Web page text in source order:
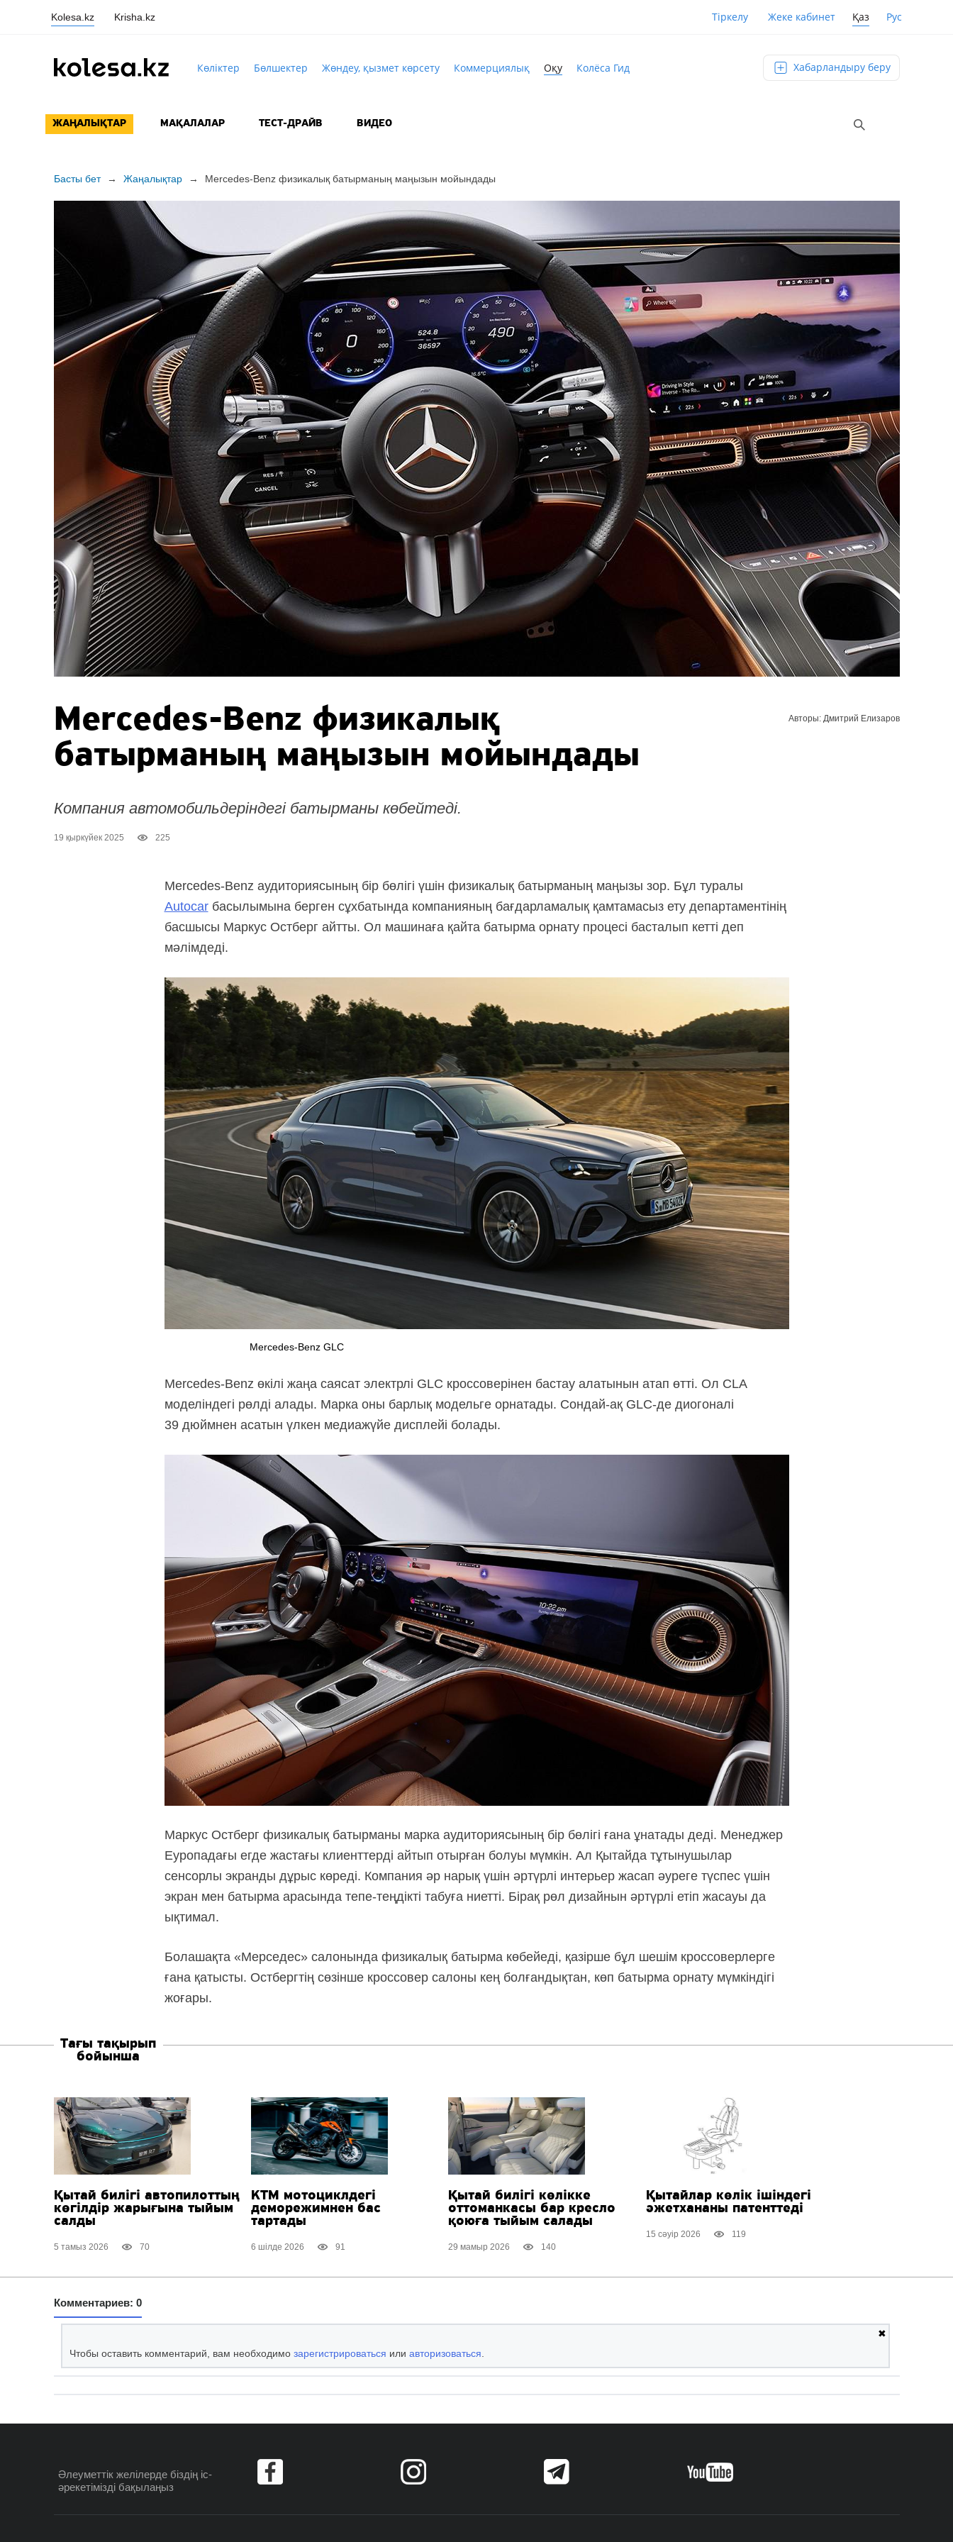
Kolesa.kz Krisha.kz Тіркелу Жеке кабинет Қаз Рус
Көліктер Бөлшектер Жөндеу, қызмет көрсету Коммерциялық Оқу Колёса Гид Хабарландыру беру
ЖАҢАЛЫҚТАР МАҚАЛАЛАР ТЕСТ-ДРАЙВ ВИДЕО
Басты бет → Жаңалықтар → Mercedes-Benz физикалық батырманың маңызын мойындады
Mercedes-Benz физикалық
батырманың маңызын мойындады
Компания автомобильдеріндегі батырманы көбейтеді.
19 қыркүйек 2025 225
Авторы: Дмитрий Елизаров
Mercedes-Benz аудиториясының бір бөлігі үшін физикалық батырманың маңызы зор. Бұл туралы
Autocarбасылымына берген сұхбатында компанияның бағдарламалық қамтамасыз ету департаментінің
басшысы Маркус Остберг айтты. Ол машинаға қайта батырма орнату процесі басталып кетті деп
мәлімдеді.
Mercedes-Benz GLC
Mercedes-Benz өкілі жаңа саясат электрлі GLC кроссоверінен бастау алатынын атап өтті. Ол CLA
моделіндегі рөлді алады. Марка оны барлық модельге орнатады. Сондай-ақ GLC-дедиогоналі
39 дюймнен асатын үлкен медиажүйе дисплейі болады.
Маркус Остберг физикалық батырманы марка аудиториясының бір бөлігі ғана ұнатады деді. Менеджер
Еуропадағы егде жастағы клиенттерді айтып отырған болуы мүмкін. Ал Қытайда тұтынушылар
сенсорлы экранды дұрыс көреді. Компания әр нарық үшін әртүрлі интерьер жасап әуреге түспес үшін
экран мен батырма арасында тепе-теңдікті табуға ниетті. Бірақ рөл дизайнын әртүрлі етіп жасауы да
ықтимал.
Болашақта «Мерседес» салонында физикалық батырма көбейеді, қазірше бұл шешім кроссоверлерге
ғана қатысты. Остбергтің сөзінше кроссовер салоны кең болғандықтан, көп батырма орнату мүмкіндігі
жоғары.
Тағы тақырып
бойынша
Қытай билігі автопилоттың
көгілдір жарығына тыйым
салды
5 тамыз 2026 70
KTM мотоциклдегі
деморежимнен бас
тартады
6 шілде 2026 91
Қытай билігі көлікке
оттоманкасы бар кресло
қоюға тыйым салады
29 мамыр 2026 140
Қытайлар көлік ішіндегі
әжетхананы патенттеді
15 сәуір 2026 119
Комментариев: 0
✖
Чтобы оставить комментарий, вам необходимо зарегистрироваться или авторизоваться.
Әлеуметтік желілердебіздің іс-
әрекетімізді бақылаңыз